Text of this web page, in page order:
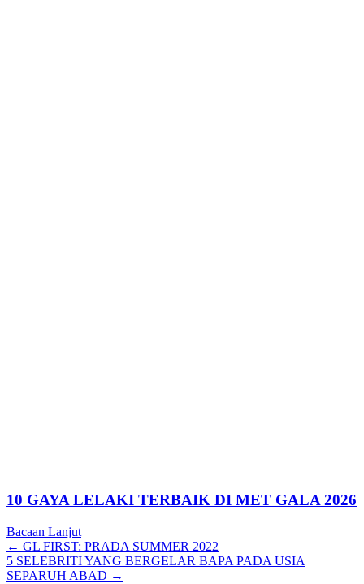
10 GAYA LELAKI TERBAIK DI MET GALA 2026
Bacaan Lanjut
Posts
navigation
← GL FIRST: PRADA SUMMER 2022
5 SELEBRITI YANG BERGELAR BAPA PADA USIA
SEPARUH ABAD →